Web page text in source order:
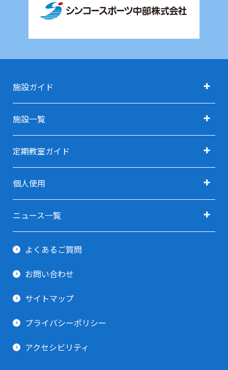
施設ガイド
施設ガイド TOP
アクセス
指定管理者
ご予約ガイド
利用当日ガイド
施設一覧
施設一覧 TOP
利用用途で探す TOP
利用用途で探す(イベント・展示会)
定期教室ガイド
定期教室ガイド TOP
個人使用
卓球(個人使用)
柔道場(個人使用)
トレーニング室
ニュース一覧
すべてのニュース
よくあるご質問
お問い合わせ
サイトマップ
プライバシーポリシー
アクセシビリティ